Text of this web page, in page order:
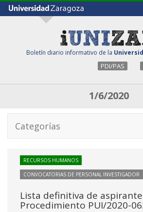
Boletín diario informativo de la
PDI/PAS
1/6/2020
Categorías
RECURSOS HUMANOS
CONVOCATORIAS DE PERSONAL INVESTIGADOR
Lista definitiva de
Procedimiento PUI/2020-